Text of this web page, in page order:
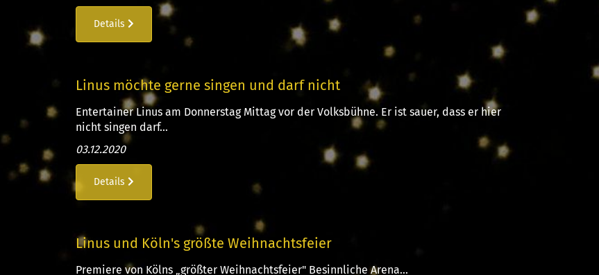
Details
Linus möchte gerne singen und darf nicht
Entertainer Linus am Donnerstag Mittag vor der Volksbühne. Er ist sauer, dass er hier
nicht singen darf...
03.12.2020
Details
Linus und Köln's größte Weihnachtsfeier
Premiere von Kölns „größter Weihnachtsfeier" Besinnliche Arena...